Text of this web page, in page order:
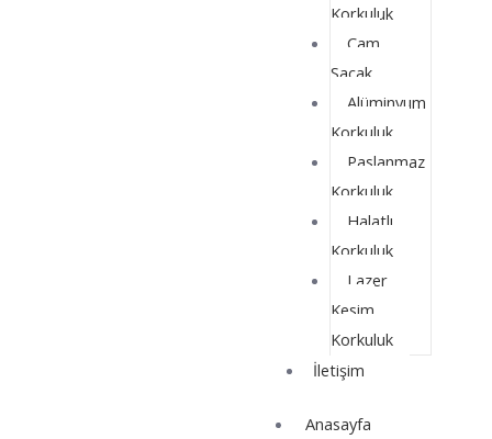
Korkuluk
Cam
Saçak
Alüminyum
Korkuluk
Paslanmaz
Korkuluk
Halatlı
Korkuluk
Lazer
Kesim
Korkuluk
İletişim
Anasayfa